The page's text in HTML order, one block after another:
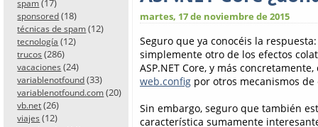
spam (17)
sponsored (18)
técnicas de spam (12)
tecnología (12)
trucos (286)
vacaciones (24)
variablenotfound (33)
variablenotfound.com (20)
vb.net (26)
viajes (12)
martes, 17 de noviembre de 2015
Seguro que ya conocéis la
simplemente otro de los efectos
ASP.NET Core, y más
web.config por otros mecanismos
Sin embargo, seguro que también
característica sumamente